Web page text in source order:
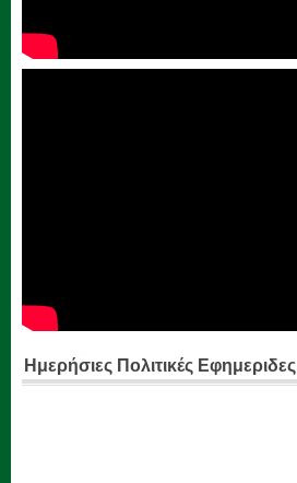
Ημερήσιες Πολιτικές Εφημεριδες